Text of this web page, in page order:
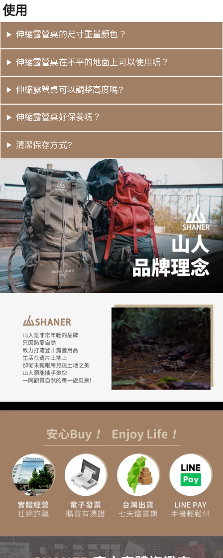
使用
伸縮露營桌的尺寸重量顏色？
伸縮露營桌在不平的地面上可以使用嗎？
伸縮露營桌可以調整高度嗎?
伸縮露營桌好保養嗎？
清潔保存方式?